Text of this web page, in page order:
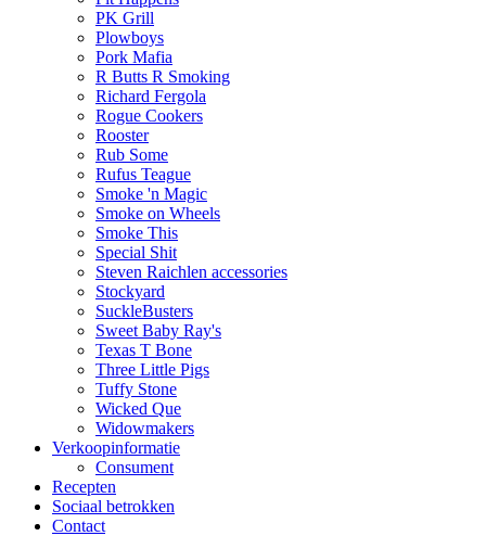
PK Grill
Plowboys
Pork Mafia
R Butts R Smoking
Richard Fergola
Rogue Cookers
Rooster
Rub Some
Rufus Teague
Smoke 'n Magic
Smoke on Wheels
Smoke This
Special Shit
Steven Raichlen accessories
Stockyard
SuckleBusters
Sweet Baby Ray's
Texas T Bone
Three Little Pigs
Tuffy Stone
Wicked Que
Widowmakers
Verkoopinformatie
Consument
Recepten
Sociaal betrokken
Contact